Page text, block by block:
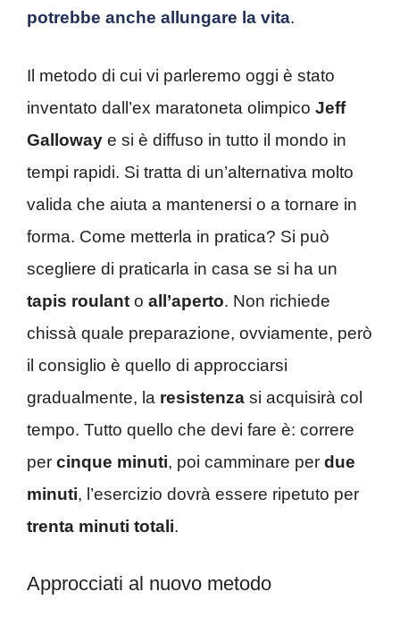
potrebbe anche allungare la vita.
Il metodo di cui vi parleremo oggi è stato
inventato dall’ex maratoneta olimpico Jeff
Galloway e si è diffuso in tutto il mondo in
tempi rapidi. Si tratta di un’alternativa molto
valida che aiuta a mantenersi o a tornare in
forma. Come metterla in pratica? Si può
scegliere di praticarla in casa se si ha un
tapis roulant o all’aperto. Non richiede
chissà quale preparazione, ovviamente, però
il consiglio è quello di approcciarsi
gradualmente, la resistenza si acquisirà col
tempo. Tutto quello che devi fare è: correre
per cinque minuti, poi camminare per due
minuti, l’esercizio dovrà essere ripetuto per
trenta minuti totali.
Approcciati al nuovo metodo